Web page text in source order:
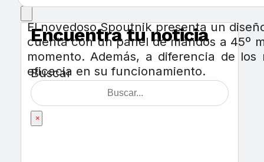
Encuentra tu noticia
Buscar
×
El novedoso Spoutnik presenta un
cuenta con un panel de mandos a 45º
momento. Además, a diferencia de
eficacia en su funcionamiento.